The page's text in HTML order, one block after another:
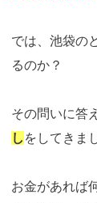
では、池袋の
るのか？
その問いに答
し をしてきま
お金があれば